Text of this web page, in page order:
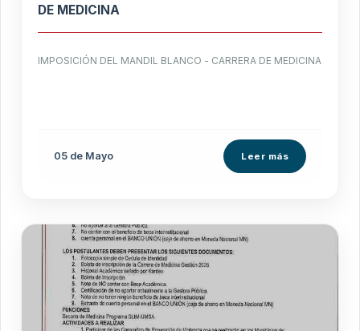
DE MEDICINA
IMPOSICIÓN DEL MANDIL BLANCO - CARRERA DE MEDICINA
05 de Mayo Leer más